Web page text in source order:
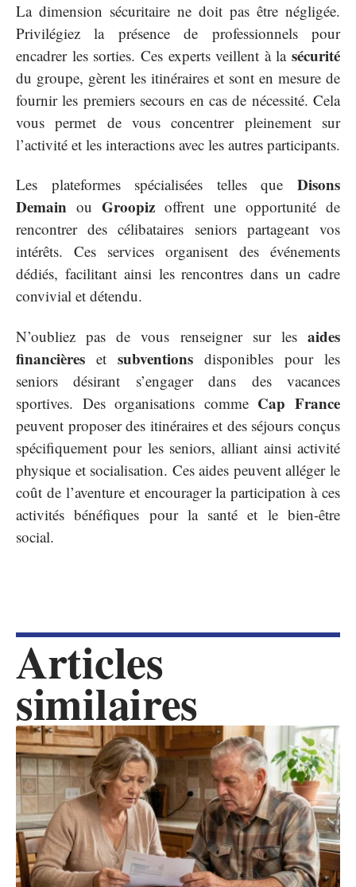
La dimension sécuritaire ne doit pas être négligée.
Privilégiez la présence de professionnels pour
encadrer les sorties. Ces experts veillent à la sécurité
du groupe, gèrent les itinéraires et sont en mesure de
fournir les premiers secours en cas de nécessité. Cela
vous permet de vous concentrer pleinement sur
l’activité et les interactions avec les autres participants.
Les plateformes spécialisées telles que Disons
Demain ou Groopiz offrent une opportunité de
rencontrer des célibataires seniors partageant vos
intérêts. Ces services organisent des événements
dédiés, facilitant ainsi les rencontres dans un cadre
convivial et détendu.
N’oubliez pas de vous renseigner sur les aides
financières et subventions disponibles pour les
seniors désirant s’engager dans des vacances
sportives. Des organisations comme Cap France
peuvent proposer des itinéraires et des séjours conçus
spécifiquement pour les seniors, alliant ainsi activité
physique et socialisation. Ces aides peuvent alléger le
coût de l’aventure et encourager la participation à ces
activités bénéfiques pour la santé et le bien-être
social.
Articles
similaires